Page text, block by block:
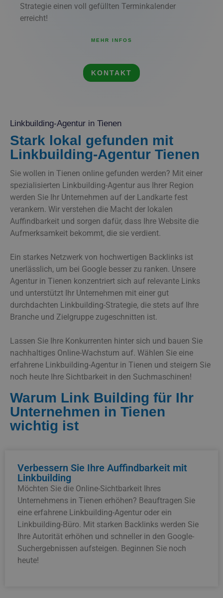
Strategie einen voll gefüllten Terminkalender
erreicht!
MEHR INFOS
KONTAKT
Linkbuilding-Agentur in Tienen
Stark lokal gefunden mit
Linkbuilding-Agentur Tienen
Sie wollen in Tienen online gefunden werden? Mit einer
spezialisierten Linkbuilding-Agentur aus Ihrer Region
werden Sie Ihr Unternehmen auf der Landkarte fest
verankern. Wir verstehen die Macht der lokalen
Auffindbarkeit und sorgen dafür, dass Ihre Website die
Aufmerksamkeit bekommt, die sie verdient.
Ein starkes Netzwerk von hochwertigen Backlinks ist
unerlässlich, um bei Google besser zu ranken. Unsere
Agentur in Tienen konzentriert sich auf relevante Links
und unterstützt Ihr Unternehmen mit einer gut
durchdachten Linkbuilding-Strategie, die stets auf Ihre
Branche und Zielgruppe zugeschnitten ist.
Lassen Sie Ihre Konkurrenten hinter sich und bauen Sie
nachhaltiges Online-Wachstum auf. Wählen Sie eine
erfahrene Linkbuilding-Agentur in Tienen und steigern Sie
noch heute Ihre Sichtbarkeit in den Suchmaschinen!
Warum Link Building für Ihr
Unternehmen in Tienen
wichtig ist
Verbessern Sie Ihre Auffindbarkeit mit
Linkbuilding
Möchten Sie die Online-Sichtbarkeit Ihres
Unternehmens in Tienen erhöhen? Beauftragen Sie
eine erfahrene Linkbuilding-Agentur oder ein
Linkbuilding-Büro. Mit starken Backlinks werden Sie
Ihre Autorität erhöhen und schneller in den Google-
Suchergebnissen aufsteigen. Beginnen Sie noch
heute!